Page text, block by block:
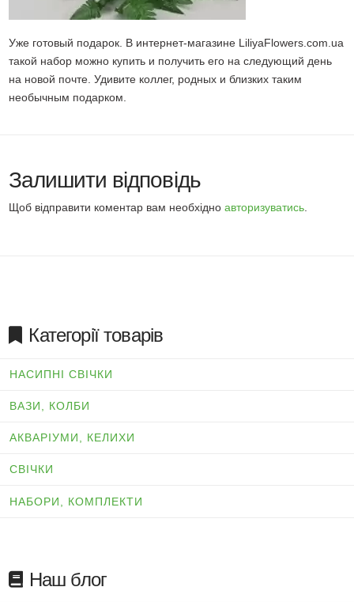
Уже готовый подарок. В интернет-магазине LiliyaFlowers.com.ua
такой набор можно купить и получить его на следующий день
на новой почте. Удивите коллег, родных и близких таким
необычным подарком.
Залишити відповідь
Щоб відправити коментар вам необхідноавторизуватись
Категорії товарів
НАСИПНІ СВІЧКИ
ВАЗИ, КОЛБИ
АКВАРІУМИ, КЕЛИХИ
СВІЧКИ
НАБОРИ, КОМПЛЕКТИ
Наш блог